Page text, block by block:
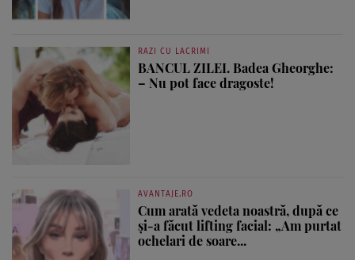
RAZI CU LACRIMI
BANCUL ZILEI. Badea Gheorghe:
– Nu pot face dragoste!
AVANTAJE.RO
Cum arată vedeta noastră, după ce
și-a făcut lifting facial: „Am purtat
ochelari de soare...